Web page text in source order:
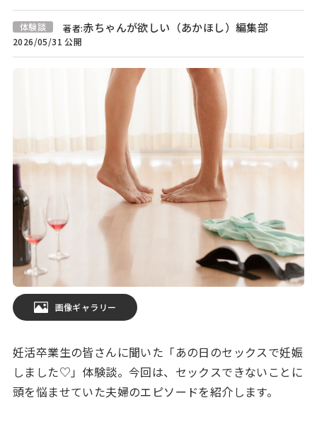
体験談 著者:赤ちゃんが欲しい（あかほし）編集部
2026/05/31 公開
画像ギャラリー
妊活卒業生の皆さんに聞いた「あの日のセックスで妊娠
しました♡」体験談。今回は、セックスできないことに
頭を悩ませていた夫婦のエピソードを紹介します。